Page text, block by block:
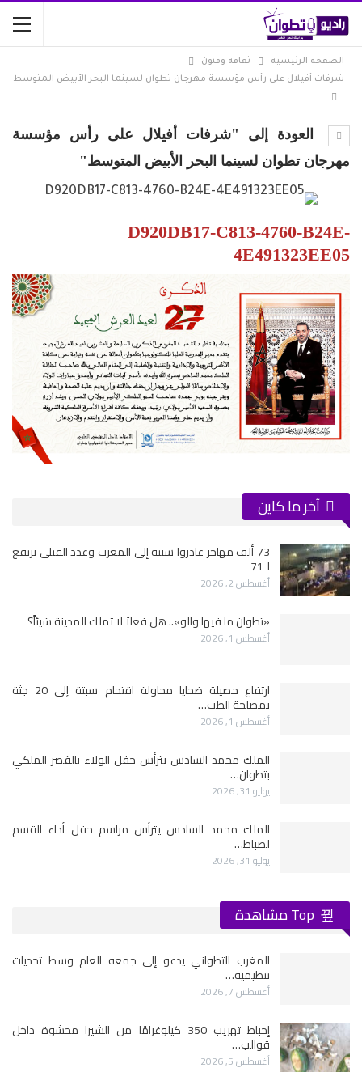
الصفحة الرئيسية
ثقافة وفنون
شرفات أفيلال على رأس مؤسسة مهرجان تطوان لسينما البحر الأبيض المتوسط
العودة إلى "شرفات أفيلال على رأس مؤسسة
مهرجان تطوان لسينما البحر الأبيض المتوسط"
D920DB17-C813-4760-B24E-
4E491323EE05
آخر ما كاين
73 ألف مهاجر غادروا سبتة إلى المغرب وعدد القتلى يرتفع
لـ71
أغسطس 2, 2026
«تطوان ما فيها والو».. هل فعلاً لا تملك المدينة شيئاً؟
أغسطس 1, 2026
ارتفاع حصيلة ضحايا محاولة اقتحام سبتة إلى 20 جثة
بمصلحة الطب…
أغسطس 1, 2026
الملك محمد السادس يترأس حفل الولاء بالقصر الملكي
بتطوان…
يوليو 31, 2026
الملك محمد السادس يترأس مراسم حفل أداء القسم
لضباط…
يوليو 31, 2026
المغرب التطواني يدعو إلى جمعه العام وسط تحديات
تنظيمية…
أغسطس 7, 2026
إحباط تهريب 350 كيلوغرامًا من الشيرا محشوة داخل
قوالب…
أغسطس 5, 2026